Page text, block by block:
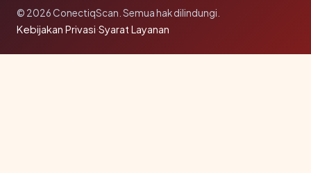
© 2026 ConectiqScan. Semua hak dilindungi.
Kebijakan Privasi·Syarat Layanan